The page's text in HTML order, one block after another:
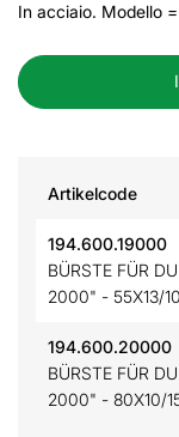
In acciaio. Modello
Artikelcode
194.600.19000
BÜRSTE FÜR
2000" - 55X13/10
194.600.20000
BÜRSTE FÜR
2000" - 80X10/